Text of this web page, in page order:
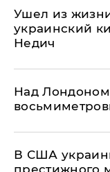
Ушел из
украинский
Недич
Над
В США
престижного